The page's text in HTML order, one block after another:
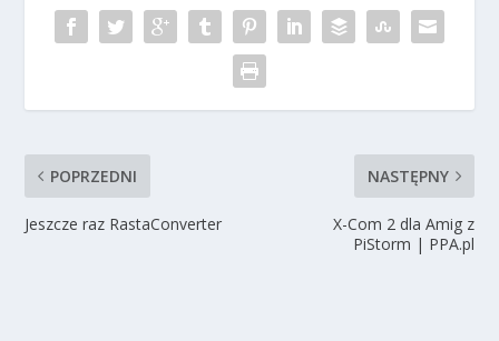
POPRZEDNI
Jeszcze raz RastaConverter
NASTĘPNY
X-Com 2 dla Amig z
PiStorm | PPA.pl